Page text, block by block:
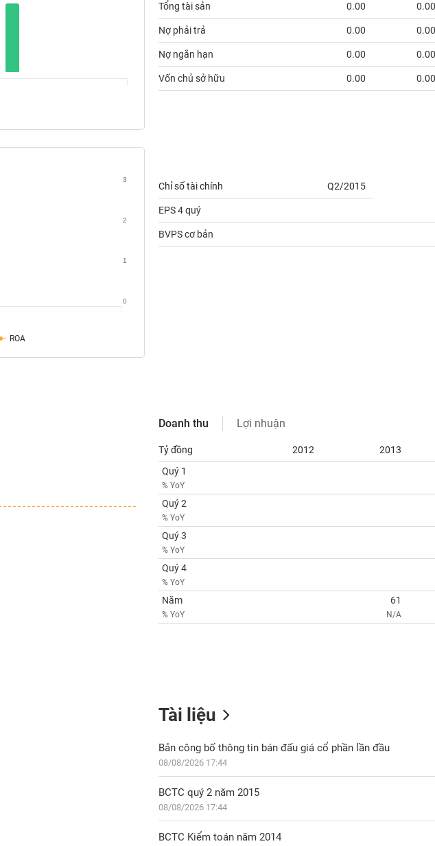
Tổng tài sản 0.00 0.00
Nợ phải trả 0.00 0.00
Nợ ngắn hạn 0.00 0.00
Vốn chủ sở hữu 0.00 0.00
ROA
0
1
2
3
Chỉ số tài chính Q2/2015
EPS 4 quý
BVPS cơ bản
Doanh thu Lợi nhuận
Tỷ đồng 2012 2013
Quý 1
% YoY
Quý 2
% YoY
Quý 3
% YoY
Quý 4
% YoY
Năm
% YoY
61
N/A
Tài liệu
Bản công bố thông tin bán đấu giá cổ phần lần đầu
08/08/2026 17:44
BCTC quý 2 năm 2015
08/08/2026 17:44
BCTC Kiểm toán năm 2014